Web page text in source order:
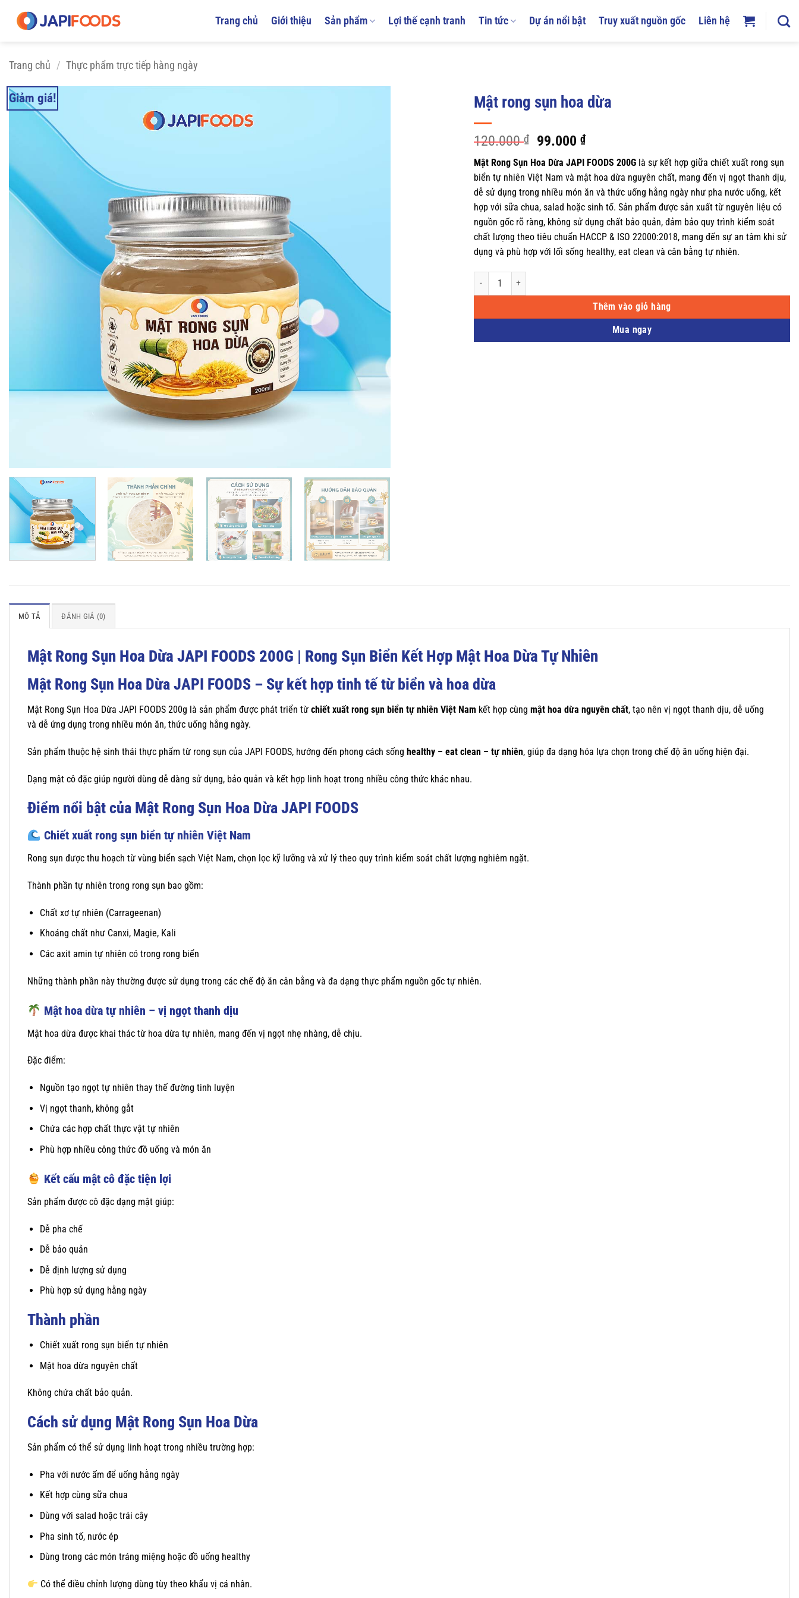
Trang chủ Giới thiệu Sản phẩm Lợi thế cạnh tranh Tin tức Dự án nổi bật Truy xuất nguồn gốc Liên hệ
Trang chủ / Thực phẩm trực tiếp hàng ngày
Giảm giá! Mật rong sụn hoa dừa
120.000₫
Giá
gốc
là:
120.000 ₫.
99.000₫Giá
hiện
tại
là:
99.000 ₫.
Mật Rong Sụn Hoa Dừa JAPI FOODS 200G là sự kết hợp giữa chiết xuất rong sụn
biển tự nhiên Việt Nam và mật hoa dừa nguyên chất, mang đến vị ngọt thanh dịu,
dễ sử dụng trong nhiều món ăn và thức uống hằng ngày như pha nước uống, kết
hợp với sữa chua, salad hoặc sinh tố. Sản phẩm được sản xuất từ nguyên liệu có
nguồn gốc rõ ràng, không sử dụng chất bảo quản, đảm bảo quy trình kiểm soát
chất lượng theo tiêu chuẩn HACCP & ISO 22000:2018, mang đến sự an tâm khi sử
dụng và phù hợp với lối sống healthy, eat clean và cân bằng tự nhiên.
Mật rong sụn hoa dừa số lượng
Thêm vào giỏ hàng
Mua ngay
MÔ TẢ ĐÁNH GIÁ (0)
Mật Rong Sụn Hoa Dừa JAPI FOODS 200G | Rong Sụn Biển Kết Hợp Mật Hoa Dừa Tự Nhiên
Mật Rong Sụn Hoa Dừa JAPI FOODS – Sự kết hợp tinh tế từ biển và hoa dừa
Mật Rong Sụn Hoa Dừa JAPI FOODS 200g là sản phẩm được phát triển từ chiết xuất rong sụn biển tự nhiên Việt Nam kết hợp cùng mật hoa dừa nguyên chất, tạo nên vị ngọt thanh dịu, dễ uống
và dễ ứng dụng trong nhiều món ăn, thức uống hằng ngày.
Sản phẩm thuộc hệ sinh thái thực phẩm từ rong sụn của JAPI FOODS, hướng đến phong cách sống healthy – eat clean – tự nhiên, giúp đa dạng hóa lựa chọn trong chế độ ăn uống hiện đại.
Dạng mật cô đặc giúp người dùng dễ dàng sử dụng, bảo quản và kết hợp linh hoạt trong nhiều công thức khác nhau.
Điểm nổi bật của Mật Rong Sụn Hoa Dừa JAPI FOODS
Chiết xuất rong sụn biển tự nhiên Việt Nam
Rong sụn được thu hoạch từ vùng biển sạch Việt Nam, chọn lọc kỹ lưỡng và xử lý theo quy trình kiểm soát chất lượng nghiêm ngặt.
Thành phần tự nhiên trong rong sụn bao gồm:
Chất xơ tự nhiên (Carrageenan)
Khoáng chất như Canxi, Magie, Kali
Các axit amin tự nhiên có trong rong biển
Những thành phần này thường được sử dụng trong các chế độ ăn cân bằng và đa dạng thực phẩm nguồn gốc tự nhiên.
Mật hoa dừa tự nhiên – vị ngọt thanh dịu
Mật hoa dừa được khai thác từ hoa dừa tự nhiên, mang đến vị ngọt nhẹ nhàng, dễ chịu.
Đặc điểm:
Nguồn tạo ngọt tự nhiên thay thế đường tinh luyện
Vị ngọt thanh, không gắt
Chứa các hợp chất thực vật tự nhiên
Phù hợp nhiều công thức đồ uống và món ăn
Kết cấu mật cô đặc tiện lợi
Sản phẩm được cô đặc dạng mật giúp:
Dễ pha chế
Dễ bảo quản
Dễ định lượng sử dụng
Phù hợp sử dụng hằng ngày
Thành phần
Chiết xuất rong sụn biển tự nhiên
Mật hoa dừa nguyên chất
Không chứa chất bảo quản.
Cách sử dụng Mật Rong Sụn Hoa Dừa
Sản phẩm có thể sử dụng linh hoạt trong nhiều trường hợp:
Pha với nước ấm để uống hằng ngày
Kết hợp cùng sữa chua
Dùng với salad hoặc trái cây
Pha sinh tố, nước ép
Dùng trong các món tráng miệng hoặc đồ uống healthy
Có thể điều chỉnh lượng dùng tùy theo khẩu vị cá nhân.